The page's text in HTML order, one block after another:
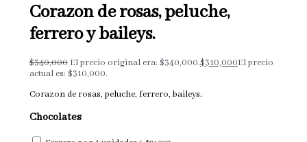
Corazon de rosas, peluche,
ferrero y baileys.
$340,000 El precio original era: $340,000.$310,000El precio
actual es: $310,000.
Corazon de rosas, peluche, ferrero, baileys.
Chocolates